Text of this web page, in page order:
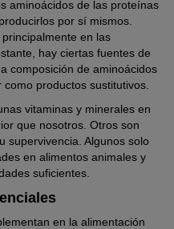
aminoácidos de las proteínas
por sí mismos.
en las
hay ciertas fuentes de
composición de aminoácidos
productos sustitutivos.
vitaminas y minerales en
que nosotros. Otros son
supervivencia. Algunos solo
en alimentos animales y
suficientes.
en la alimentación